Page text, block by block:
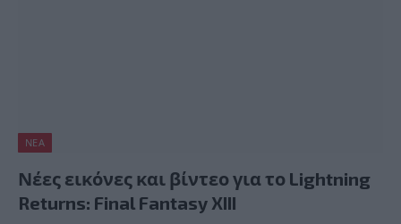
ΝΈΑ
Νέες εικόνες και βίντεο για το Lightning
Returns: Final Fantasy XIII